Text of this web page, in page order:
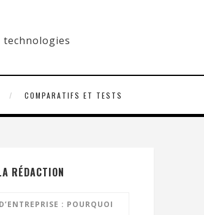
COMPARATIFS ET TESTS
RÉDACTION